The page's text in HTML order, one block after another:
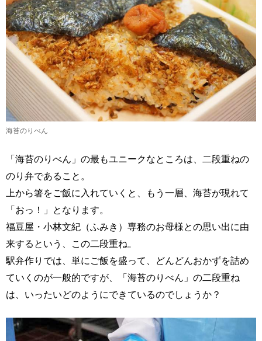
海苔のりべん
「海苔のりべん」の最もユニークなところは、二段重ねの
のり弁であること。
上から箸をご飯に入れていくと、もう一層、海苔が現れて
「おっ！」となります。
福豆屋・小林文紀（ふみき）専務のお母様との思い出に由
来するという、この二段重ね。
駅弁作りでは、単にご飯を盛って、どんどんおかずを詰め
ていくのが一般的ですが、「海苔のりべん」の二段重ね
は、いったいどのようにできているのでしょうか？